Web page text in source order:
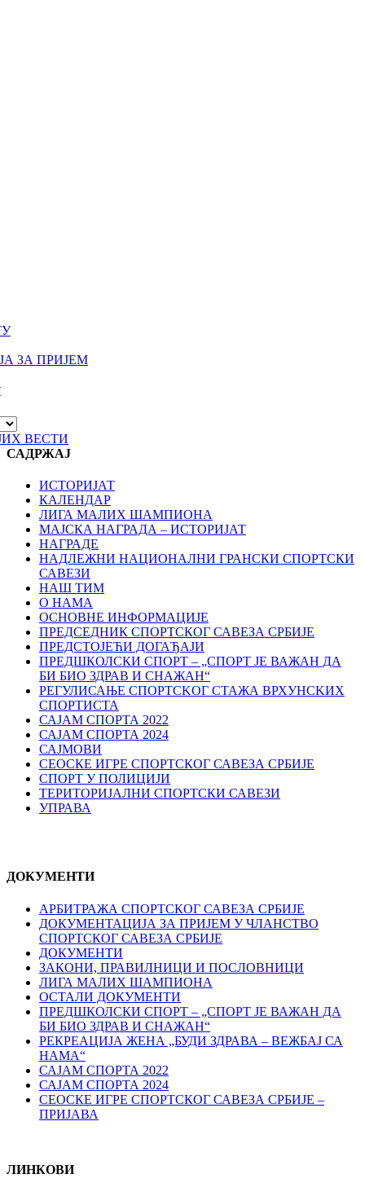
ЗА ПРИЈЕМ
ВЕСТИ
САДРЖАЈ
ИСТОРИЈАТ
КАЛЕНДАР
ЛИГА МАЛИХ ШАМПИОНА
МАЈСКА НАГРАДА – ИСТОРИЈАТ
НАГРАДЕ
НАДЛЕЖНИ НАЦИОНАЛНИ ГРАНСКИ СПОРТСКИ
САВЕЗИ
НАШ ТИМ
О НАМА
ОСНОВНЕ ИНФОРМАЦИЈЕ
ПРЕДСЕДНИК СПОРТСКОГ САВЕЗА СРБИЈЕ
ПРЕДСТОЈЕЋИ ДОГАЂАЈИ
ПРЕДШКОЛСКИ СПОРТ – „СПОРТ ЈЕ ВАЖАН ДА
БИ БИО ЗДРАВ И СНАЖАН“
РЕГУЛИСАЊЕ СПОРТСKОГ СТАЖА ВРХУНСKИХ
СПОРТИСТА
САЈАМ СПОРТА 2022
САЈАМ СПОРТА 2024
САЈМОВИ
СЕОСКЕ ИГРЕ СПОРТСКОГ САВЕЗА СРБИЈЕ
СПОРТ У ПОЛИЦИЈИ
ТЕРИТОРИЈАЛНИ СПОРТСКИ САВЕЗИ
УПРАВА
ДОКУМЕНТИ
АРБИТРАЖА СПОРТСКОГ САВЕЗА СРБИЈЕ
ДОКУМЕНТАЦИЈА ЗА ПРИЈЕМ У ЧЛАНСТВО
СПОРТСКОГ САВЕЗА СРБИЈЕ
ДОКУМЕНТИ
ЗАКОНИ, ПРАВИЛНИЦИ И ПОСЛОВНИЦИ
ЛИГА МАЛИХ ШАМПИОНА
ОСТАЛИ ДОКУМЕНТИ
ПРЕДШКОЛСКИ СПОРТ – „СПОРТ ЈЕ ВАЖАН ДА
БИ БИО ЗДРАВ И СНАЖАН“
РЕКРЕАЦИЈА ЖЕНА „БУДИ ЗДРАВА – ВЕЖБАЈ СА
НАМА“
САЈАМ СПОРТА 2022
САЈАМ СПОРТА 2024
СЕОСКЕ ИГРЕ СПОРТСКОГ САВЕЗА СРБИЈЕ –
ПРИЈАВА
ЛИНКОВИ